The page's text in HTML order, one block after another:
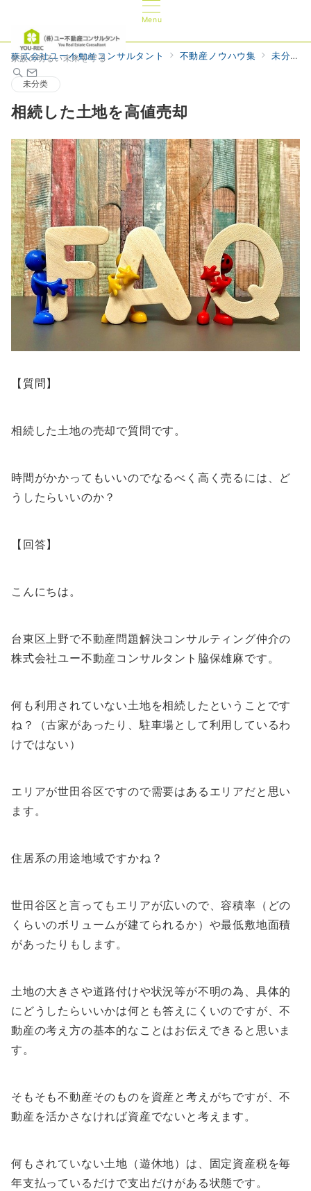
Menu
家族の明るい未来を守る
株式会社ユー不動産コンサルタント 不動産ノウハウ集 未分类
未分类
相続した土地を高値売却
【質問】
相続した土地の売却で質問です。
時間がかかってもいいのでなるべく高く売るには、ど
うしたらいいのか？
【回答】
こんにちは。
台東区上野で不動産問題解決コンサルティング仲介の
株式会社ユー不動産コンサルタント脇保雄麻です。
何も利用されていない土地を相続したということです
ね？
（古家があったり、駐車場として利用しているわ
けではない）
エリアが世田谷区ですので需要はあるエリアだと思い
ます。
住居系の用途地域ですかね？
世田谷区と言ってもエリアが広いので、容積率（どの
くらいのボリュームが建てられるか）や最低敷地面積
があったりもします。
土地の大きさや道路付けや状況等が不明の為、具体的
にどうしたらいいかは何とも答えにくいのですが、不
動産の考え方の基本的なことはお伝えできると思いま
す。
そもそも不動産そのものを資産と考えがちですが、不
動産を活かさなければ資産でないと考えます。
何もされていない土地（遊休地）は、 固定資産税を毎
年支払っているだけで支出だけがある状態です。